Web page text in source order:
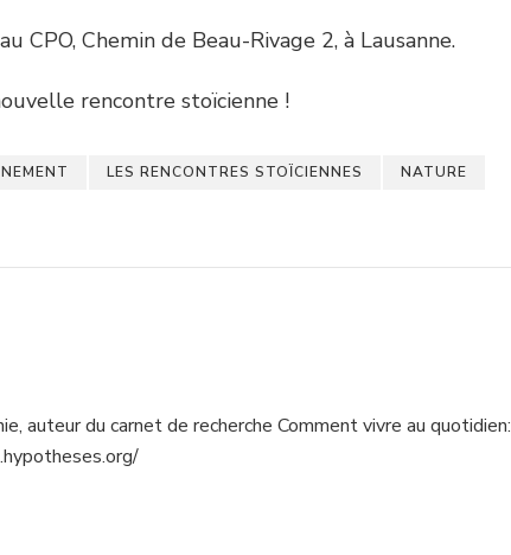
CPO, Chemin de Beau-Rivage 2, à Lausanne.
rencontre stoïcienne !
LES RENCONTRES STOÏCIENNES NATURE
auteur du carnet de recherche Comment vivre au quotidien: